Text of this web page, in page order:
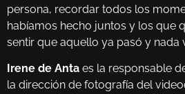
persona, recordar todos los
habíamos hecho juntos y los que
sentir que aquello ya pasó y nada
Irene de Anta es la responsable
la dirección de fotografía del